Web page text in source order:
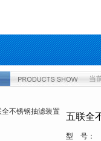
当
五联全
型 号：